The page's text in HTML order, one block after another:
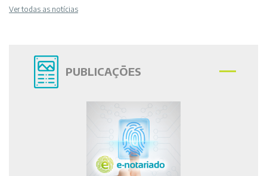
Ver todas as notícias
PUBLICAÇÕES